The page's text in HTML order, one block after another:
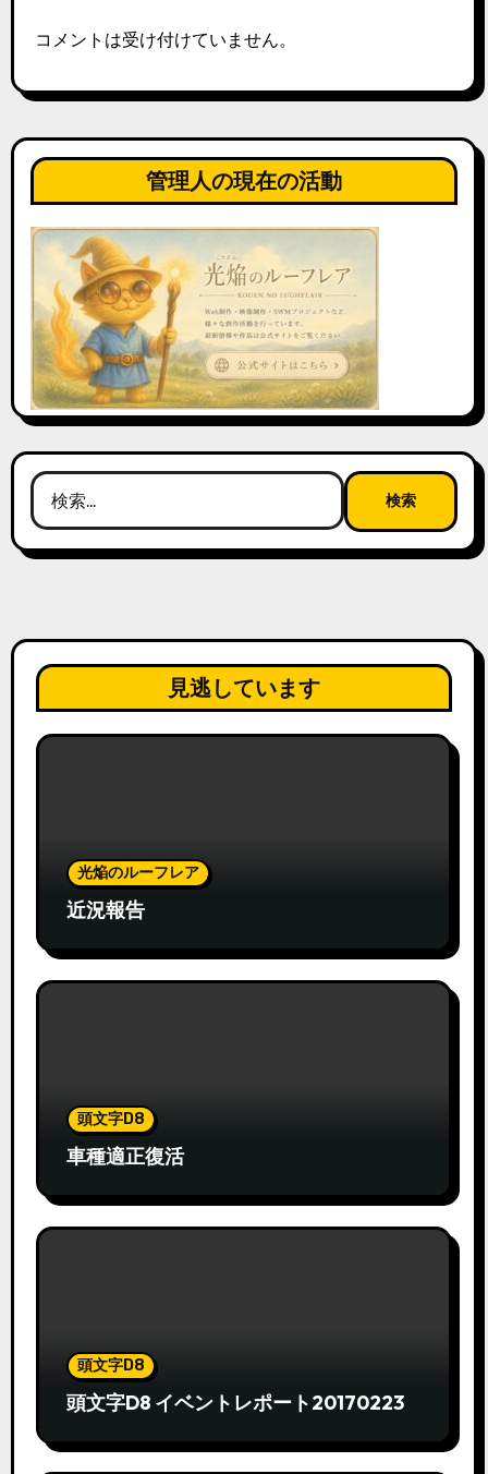
コメントは受け付けていません。
管理人の現在の活動
検
索:
見逃しています
光焔のルーフレア
近況報告
頭文字D8
車種適正復活
頭文字D8
頭文字D8 イベントレポート20170223